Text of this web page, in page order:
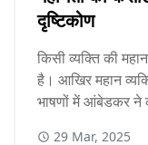
दृष्टिकोण
किसी व्यक्ति की
है। आखिर महान
भाषणों में आंबेडकर ने
29 Mar, 2025